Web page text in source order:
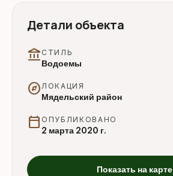
Детали объекта
account_balance СТИЛЬ
Водоемы
exploreЛОКАЦИЯ
Мядельский район
calendar_today ОПУБЛИКОВАНО
2 марта 2020 г.
Показать на карте